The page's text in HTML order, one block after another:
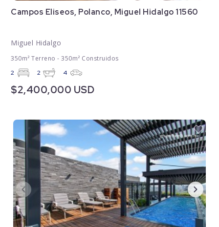
Campos Eliseos, Polanco, Miguel Hidalgo 11560
Miguel Hidalgo
350m² Terreno - 350m² Construidos
2 2 4
$2,400,000 USD